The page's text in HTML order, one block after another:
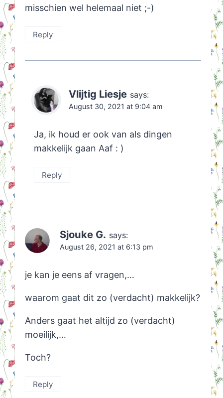
misschien wel helemaal niet ;-)
Reply
Vlijtig Liesje says:
August 30, 2021 at 9:04 am
Ja, ik houd er ook van als dingen
makkelijk gaan Aaf : )
Reply
Sjouke G. says:
August 26, 2021 at 6:13 pm
je kan je eens af vragen,…
waarom gaat dit zo (verdacht) makkelijk?
Anders gaat het altijd zo (verdacht)
moeilijk,…
Toch?
Reply